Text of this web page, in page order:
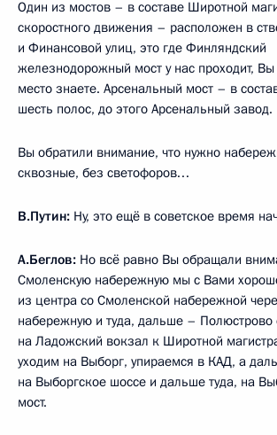
Один из мостов – в составе Широтной
скоростного движения – расположен в
и Финансовой улиц, это где Финляндский
железнодорожный мост у нас проходит,
место знаете. Арсенальный мост – в
шесть полос, до этого Арсенальный завод.
Вы обратили внимание, что нужно
сквозные, без светофоров…
В.Путин: Ну, это ещё в советское время
А.Беглов: Но всё равно Вы обращали
Смоленскую набережную мы с Вами
из центра со Смоленской набережной
набережную и туда, дальше – Полюстрово
на Ладожский вокзал к Широтной
уходим на Выборг, упираемся в КАД, а
на Выборгское шоссе и дальше туда, на
мост.